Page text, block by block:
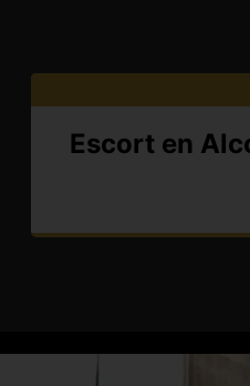
Escort en